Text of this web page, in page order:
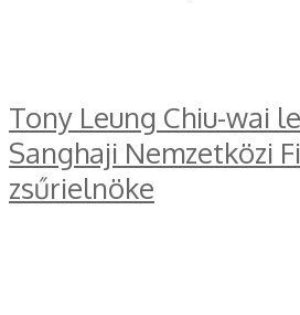
Tony Leung Chiu-wai
Sanghaji Nemzetközi
zsűrielnöke